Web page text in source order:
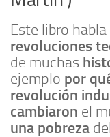
Este libro
revoluciones
de muchas
ejemplo por
revolución
cambiaron el
una pobreza del